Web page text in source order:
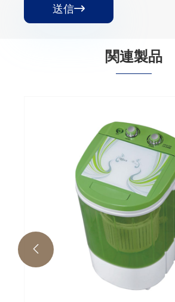
送信
関連製品
ベビーミニ洗濯機
もっと見る >>
